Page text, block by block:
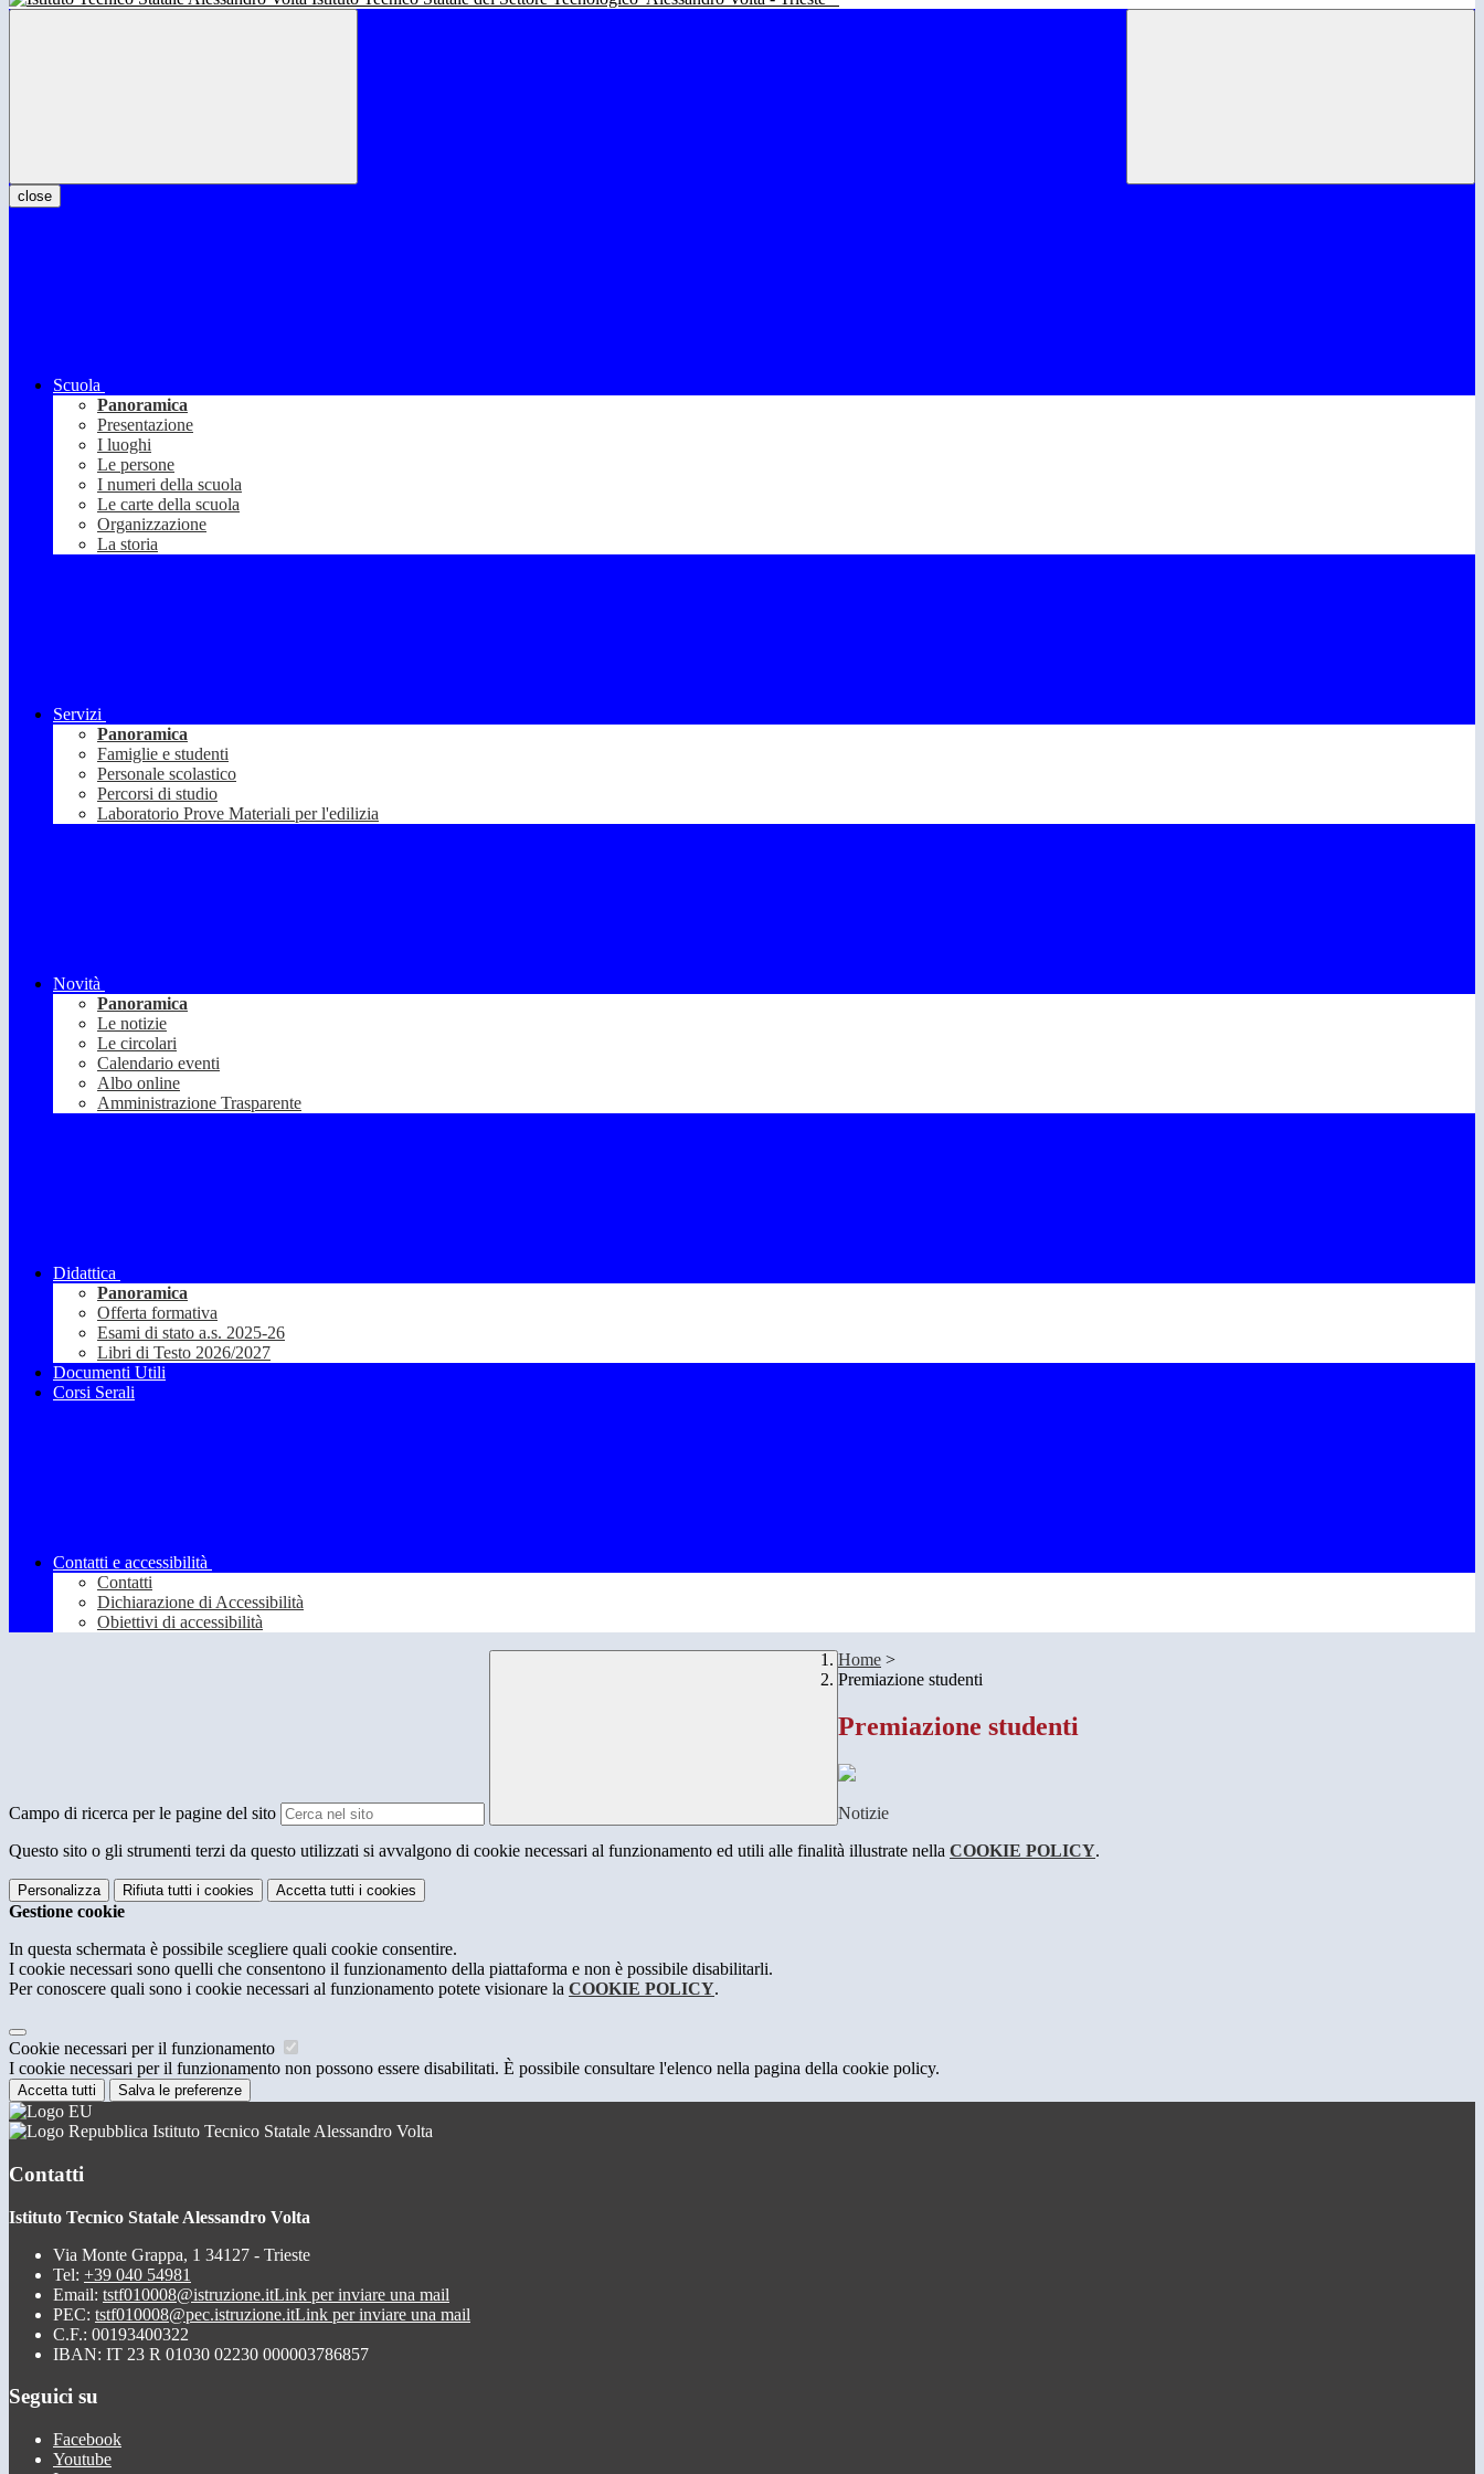
close
Scuola
Panoramica
Presentazione
I luoghi
Le persone
I numeri della scuola
Le carte della scuola
Organizzazione
La storia
Servizi
Panoramica
Famiglie e studenti
Personale scolastico
Percorsi di studio
Laboratorio Prove Materiali per l'edilizia
Novità
Panoramica
Le notizie
Le circolari
Calendario eventi
Albo online
Amministrazione Trasparente
Didattica
Panoramica
Offerta formativa
Esami di stato a.s. 2025-26
Libri di Testo 2026/2027
Documenti Utili
Corsi Serali
Contatti e accessibilità
Contatti
Dichiarazione di Accessibilità
Obiettivi di accessibilità
Campo di ricerca per le pagine del sito
Home >
Premiazione studenti
Premiazione studenti
Notizie
Questo sito o gli strumenti terzi da questo utilizzati si avvalgono di cookie necessari al funzionamento ed utili alle finalità illustrate nella COOKIE POLICY.
Personalizza Rifiuta tutti i cookies Accetta tutti i cookies
Gestione cookie
In questa schermata è possibile scegliere quali cookie consentire.
I cookie necessari sono quelli che consentono il funzionamento della piattaforma e non è possibile disabilitarli.
Per conoscere quali sono i cookie necessari al funzionamento potete visionare la COOKIE POLICY.
Cookie necessari per il funzionamento
I cookie necessari per il funzionamento non possono essere disabilitati. È possibile consultare l'elenco nella pagina della cookie policy.
Accetta tutti Salva le preferenze
Istituto Tecnico Statale Alessandro Volta
Contatti
Istituto Tecnico Statale Alessandro Volta
Via Monte Grappa, 1 34127 - Trieste
Tel: +39 040 54981
Email: tstf010008@istruzione.itLink per inviare una mail
PEC: tstf010008@pec.istruzione.itLink per inviare una mail
C.F.: 00193400322
IBAN: IT 23 R 01030 02230 000003786857
Seguici su
Facebook
Youtube